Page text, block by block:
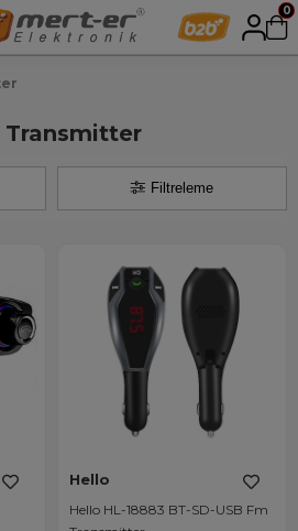
0
Transmitter
Filtreleme
Hello
Hello HL-18883 BT-SD-USB Fm